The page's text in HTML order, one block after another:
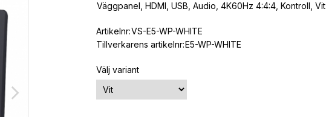
arrow_forward_ios
Väggpanel, HDMI, USB, Audio, 4K60Hz 4:4:4, Kontroll, Vit
Artikelnr:VS-E5-WP-WHITE
Tillverkarens artikelnr:E5-WP-WHITE
Välj variant